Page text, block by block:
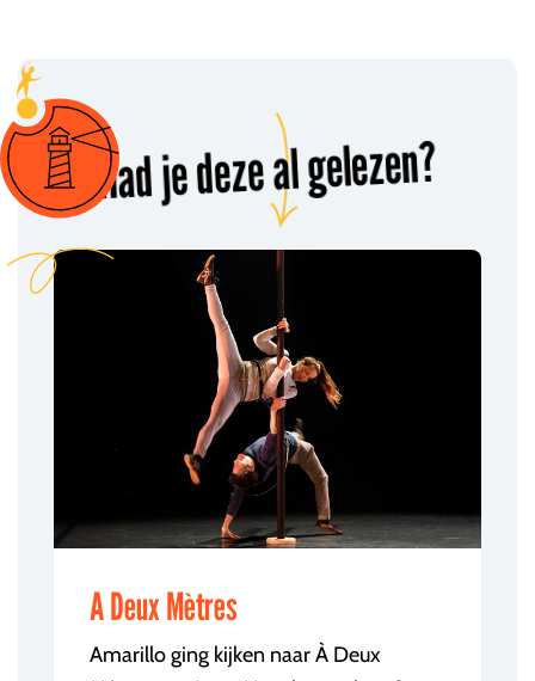
Had je deze al gelezen?
A Deux Mètres
Amarillo ging kijken naar À Deux